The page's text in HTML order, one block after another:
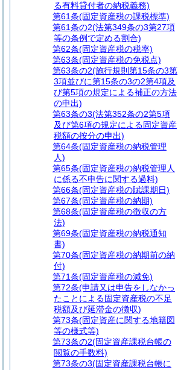
る有料貸付者の納税義務)
第61条(固定資産税の課税標準)
第61条の2(法第349条の3第27項
等の条例で定める割合)
第62条(固定資産税の税率)
第63条(固定資産税の免税点)
第63条の2(施行規則第15条の3第
3項並びに第15条の3の2第4項及
び第5項の規定による補正の方法
の申出)
第63条の3(法第352条の2第5項
及び第6項の規定による固定資産
税額の按分の申出)
第64条(固定資産税の納税管理
人)
第65条(固定資産税の納税管理人
に係る不申告に関する過料)
第66条(固定資産税の賦課期日)
第67条(固定資産税の納期)
第68条(固定資産税の徴収の方
法)
第69条(固定資産税の納税通知
書)
第70条(固定資産税の納期前の納
付)
第71条(固定資産税の減免)
第72条(申請又は申告をしなかっ
たことによる固定資産税の不足
税額及び延滞金の徴収)
第73条(固定資産に関する地籍図
等の様式等)
第73条の2(固定資産課税台帳の
閲覧の手数料)
第73条の3(固定資産課税台帳に